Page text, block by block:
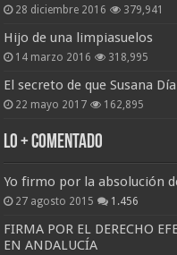
28 diciembre 2016 379,941
Hijo de una limpiasuelos
14 marzo 2016 318,995
El secreto de que Susana
22 mayo 2017 162,895
Lo + Comentado
Yo firmo por la absolución
27 agosto 2015 1.456
FIRMA POR EL DERECHO
EN ANDALUCÍA